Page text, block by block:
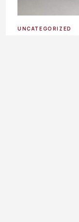
UNCATEGORIZED